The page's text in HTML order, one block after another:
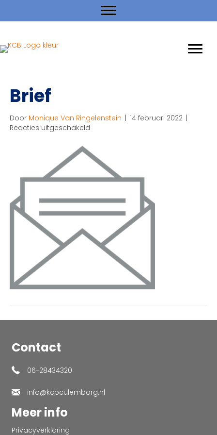
Brief
Door Monique Van Ringelenstein 14 februari 2022
Reacties uitgeschakeld
Contact
06-28434320
info@kcbculemborg.nl
Meer info
Privacyverklaring